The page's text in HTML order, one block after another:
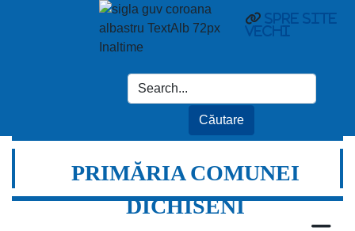
Spre site
vechi
PRIMĂRIA COMUNEI
DICHISENI